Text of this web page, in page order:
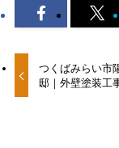
つくばみらい市
邸｜外壁塗装工